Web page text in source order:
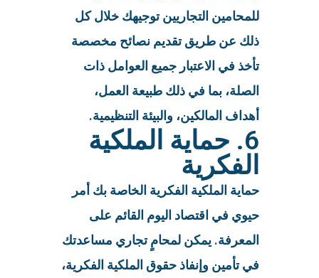
للمحامين التجاريين توجيهك خلال كل
ذلك عن طريق تقديم نصائح مخصصة
تأخذ في الاعتبار جميع العوامل ذات
الصلة، بما في ذلك طبيعة العمل،
أهداف المالكين، والبيئة التنظيمية.
6. حماية الملكية
الفكرية
حماية الملكية الفكرية الخاصة بك أمر
حيوي في اقتصاد اليوم القائم على
المعرفة. يمكن لمحامٍ تجاري مساعدتك
في تأمين وإنفاذ حقوق الملكية الفكرية،